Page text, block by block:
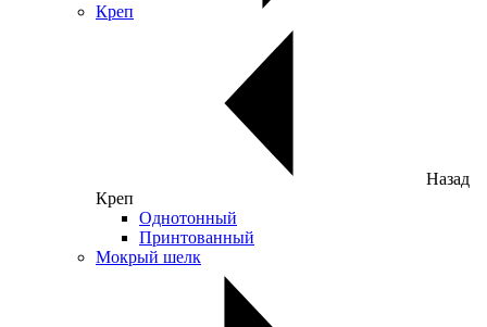
Креп
Назад
Креп
Однотонный
Принтованный
Мокрый шелк